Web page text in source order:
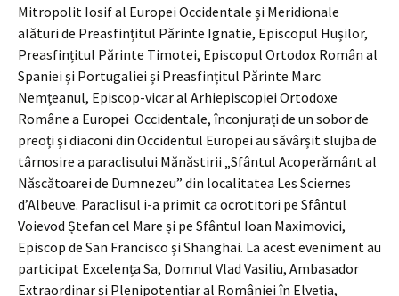
Mitropolit Iosif al Europei Occidentale și Meridionale
alături de Preasfințitul Părinte Ignatie, Episcopul Hușilor,
Preasfințitul Părinte Timotei, Episcopul Ortodox Român al
Spaniei și Portugaliei și Preasfințitul Părinte Marc
Nemțeanul, Episcop-vicar al Arhiepiscopiei Ortodoxe
Române a Europei Occidentale, înconjurați de un sobor de
preoți și diaconi din Occidentul Europei au săvârșit slujba de
târnosire a paraclisului Mănăstirii „Sfântul Acoperământ al
Născătoarei de Dumnezeu” din localitatea Les Sciernes
d’Albeuve. Paraclisul i-a primit ca ocrotitori pe Sfântul
Voievod Ștefan cel Mare și pe Sfântul Ioan Maximovici,
Episcop de San Francisco și Shanghai. La acest eveniment au
participat Excelența Sa, Domnul Vlad Vasiliu, Ambasador
Extraordinar și Plenipotențiar al României în Elveția,